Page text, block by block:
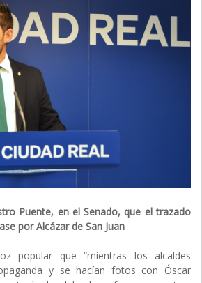
Puente, en el Senado, que el trazado
por Alcázar de San Juan
popular que “mientras los alcaldes
y se hacían fotos con Óscar